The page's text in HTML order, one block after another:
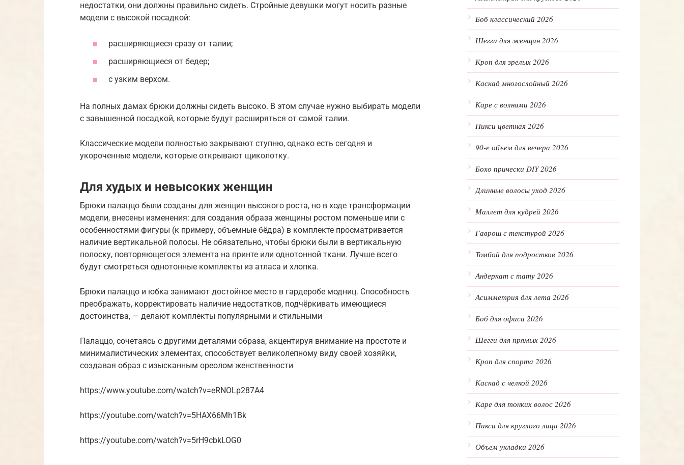
недостатки, они должны правильно сидеть. Стройные девушки могут носить разные
модели с высокой посадкой:
расширяющиеся сразу от талии;
расширяющиеся от бедер;
с узким верхом.
На полных дамах брюки должны сидеть высоко. В этом случае нужно выбирать модели
с завышенной посадкой, которые будут расширяться от самой талии.
Классические модели полностью закрывают ступню, однако есть сегодня и
укороченные модели, которые открывают щиколотку.
Для худых и невысоких женщин
Брюки палаццо были созданы для женщин высокого роста, но в ходе трансформации
модели, внесены изменения: для создания образа женщины ростом поменьше или с
особенностями фигуры (к примеру, объемные бёдра) в комплекте просматривается
наличие вертикальной полосы. Не обязательно, чтобы брюки были в вертикальную
полоску, повторяющегося элемента на принте или однотонной ткани. Лучше всего
будут смотреться однотонные комплекты из атласа и хлопка.
Брюки палаццо и юбка занимают достойное место в гардеробе модниц. Способность
преображать, корректировать наличие недостатков, подчёркивать имеющиеся
достоинства, — делают комплекты популярными и стильными
Палаццо, сочетаясь с другими деталями образа, акцентируя внимание на простоте и
минималистических элементах, способствует великолепному виду своей хозяйки,
создавая образ с изысканным ореолом женственности
https://www.youtube.com/watch?v=eRNOLp287A4
https://youtube.com/watch?v=5HAX66Mh1Bk
https://youtube.com/watch?v=5rH9cbkLOG0
Боб классический 2026
Шегги для женщин 2026
Кроп для зрелых 2026
Каскад многослойный 2026
Каре с волнами 2026
Пикси цветная 2026
90-е объем для вечера 2026
Бохо прически DIY 2026
Длинные волосы уход 2026
Маллет для кудрей 2026
Гаврош с текстурой 2026
Томбой для подростков 2026
Андеркат с тату 2026
Асимметрия для лета 2026
Боб для офиса 2026
Шегги для прямых 2026
Кроп для спорта 2026
Каскад с челкой 2026
Каре для тонких волос 2026
Пикси для круглого лица 2026
Объем укладки 2026